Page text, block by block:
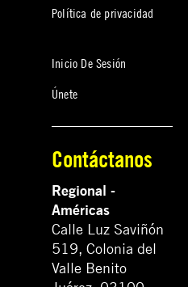
Política de privacidad
Inicio De Sesión
Únete
Contáctanos
Regional -
Américas
Calle Luz Saviñón
519, Colonia del
Valle Benito